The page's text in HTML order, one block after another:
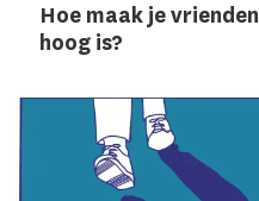
Hoe maak je
hoog is?